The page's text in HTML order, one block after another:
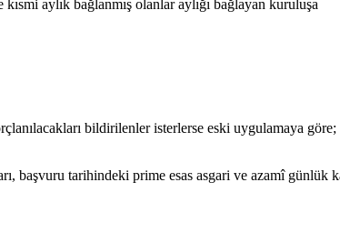
aylık bağlanmış olanlar aylığı bağlayan kuruluşa
bildirilenler isterlerse eski uygulamaya
başvuru tarihindeki prime esas asgari ve azamî günlük